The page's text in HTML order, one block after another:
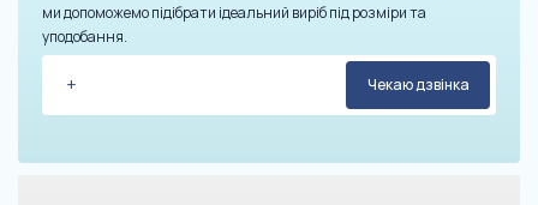
ми допоможемо підібрати ідеальний виріб під розміри та
уподобання.